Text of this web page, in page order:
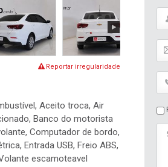
Reportar irregularidade
Aceito troca, Air
Banco do motorista
Computador de bordo,
Entrada USB, Freio ABS,
escamoteavel